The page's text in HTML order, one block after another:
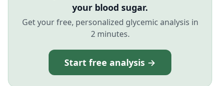
your blood sugar.
Get your free, personalized glycemic analysis in
2 minutes.
Start free analysis →